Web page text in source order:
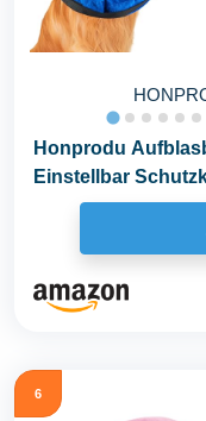
Honprodu
Einstellbar
Leckschutz für...
6